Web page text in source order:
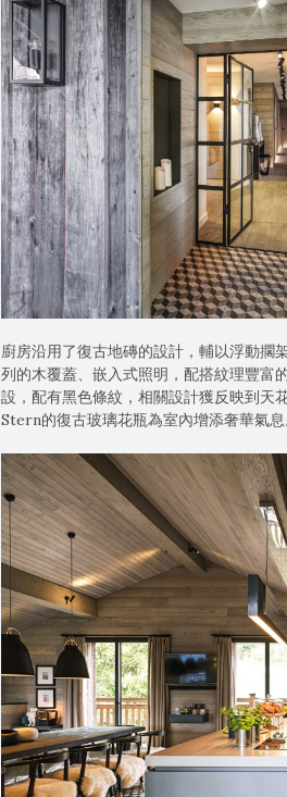
廚房沿用了復古地磚的設計，輔以浮動擱
列的木覆蓋、嵌入式照明，配搭紋理豐富
設，配有黑色條紋，相關設計獲反映到天
Stern的復古玻璃花瓶為室內增添奢華氣息